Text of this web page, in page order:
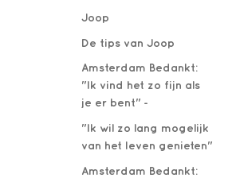
Joop
De tips van Joop
Amsterdam Bedankt:
"Ik vind het zo fijn als
je er bent" -
"Ik wil zo lang mogelijk
van het leven genieten"
Amsterdam Bedankt: